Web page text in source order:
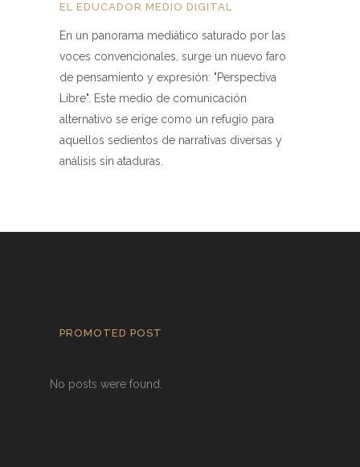
EL EDUCADOR MEDIO DIGITAL
En un panorama mediático saturado por las
voces convencionales, surge un nuevo faro
de pensamiento y expresión: "Perspectiva
Libre". Este medio de comunicación
alternativo se erige como un refugio para
aquellos sedientos de narrativas diversas y
análisis sin ataduras.
PROMOTED POST
No posts were found.